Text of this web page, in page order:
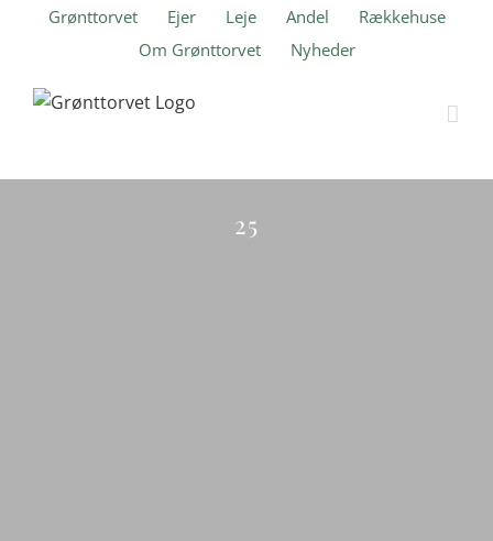
Grønttorvet Ejer Leje Andel
Rækkehuse
Om Grønttorvet
Nyheder
25